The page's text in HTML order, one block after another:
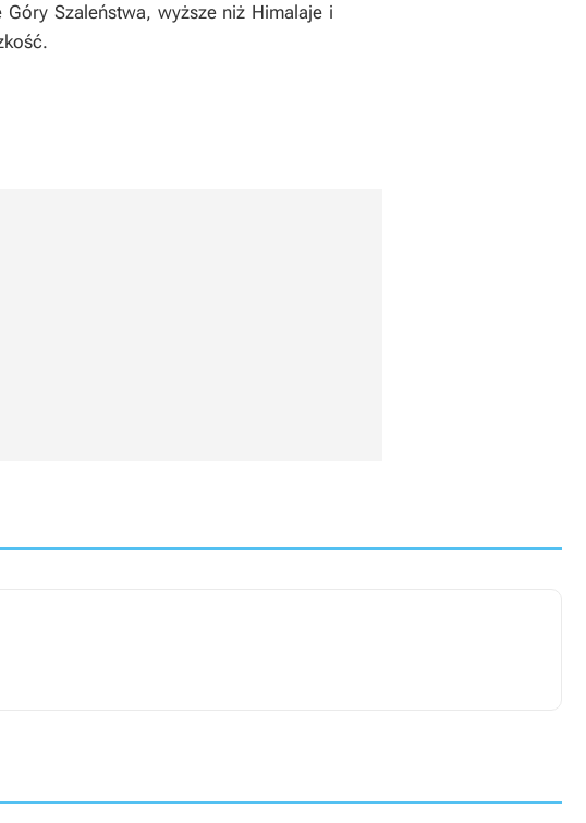
Szaleństwa, wyższe niż Himalaje i